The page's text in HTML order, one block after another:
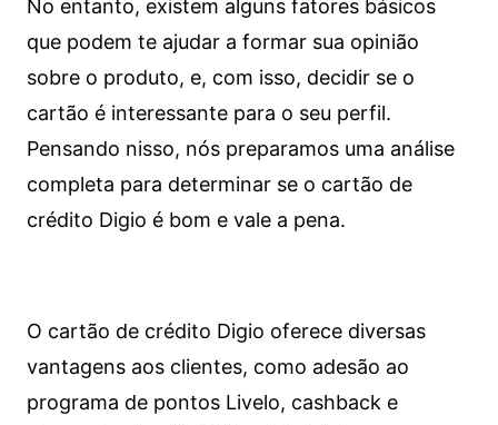
No entanto, existem alguns fatores básicos
que podem te ajudar a formar sua opinião
sobre o produto, e, com isso, decidir se o
cartão é interessante para o seu perfil.
Pensando nisso, nós preparamos uma análise
completa para determinar se o cartão de
crédito Digio é bom e vale a pena.
O cartão de crédito Digio oferece diversas
vantagens aos clientes, como adesão ao
programa de pontos Livelo, cashback e